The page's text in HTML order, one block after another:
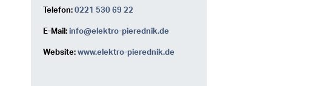
Telefon: 0221 530 69 22
E-Mail: info@elektro-pierednik.de
Website: www.elektro-pierednik.de